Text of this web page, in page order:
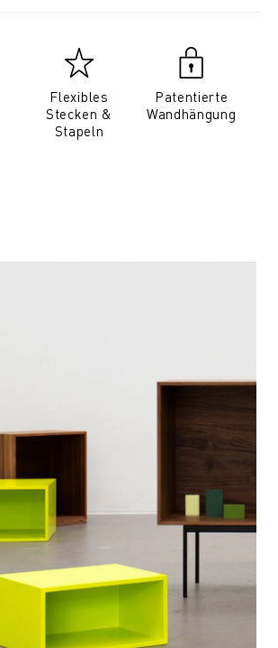
Flexibles
Stecken &
Stapeln
Patentierte
Wandhängung